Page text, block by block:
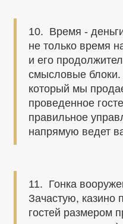
10. Время -
не только время
и его
смысловые блоки.
который мы
проведенное
правильное
напрямую ведет
11. Гонка
Зачастую, казино
гостей размером